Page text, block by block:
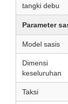
tangki debu
Parameter
Model sasis
Dimensi
keseluruhan
Taksi